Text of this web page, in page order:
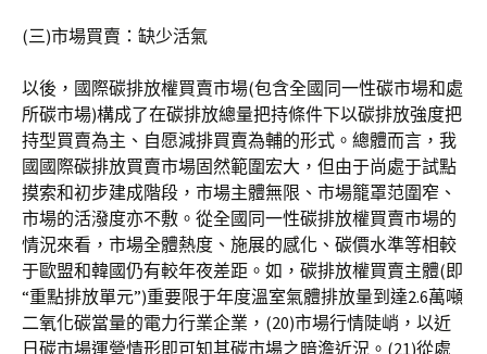
(三)市場買賣：缺少活氣
以後，國際碳排放權買賣市場(包含全國同一性碳市場和處
所碳市場)構成了在碳排放總量把持條件下以碳排放強度把
持型買賣為主、自愿減排買賣為輔的形式。總體而言，我
國國際碳排放買賣市場固然範圍宏大，但由于尚處于試點
摸索和初步建成階段，市場主體無限、市場籠罩范圍窄、
市場的活潑度亦不敷。從全國同一性碳排放權買賣市場的
情況來看，市場全體熱度、施展的感化、碳價水準等相較
于歐盟和韓國仍有較年夜差距。如，碳排放權買賣主體(即
“重點排放單元”)重要限于年度溫室氣體排放量到達2.6萬噸
二氧化碳當量的電力行業企業，(20)市場行情陡峭，以近
日碳市場運營情形即可知其碳市場之暗澹近況。(21)從處